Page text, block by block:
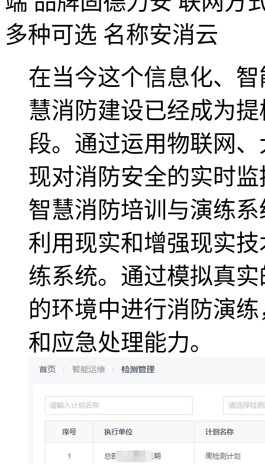
多种可选 名称安消云
在当今这个信息化、
慧消防建设已经成为
段。通过运用物联网
现对消防安全的实时
智慧消防培训与演练系
利用现实和增强现实
练系统。通过模拟真
的环境中进行消防演
和应急处理能力。